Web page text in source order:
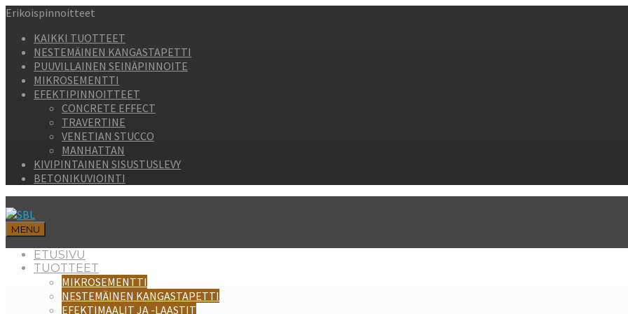
Erikoispinnoitteet
KAIKKI TUOTTEET
NESTEMÄINEN KANGASTAPETTI
PUUVILLAINEN SEINÄPINNOITE
MIKROSEMENTTI
EFEKTIPINNOITTEET
CONCRETE EFFECT
TRAVERTINE
VENETIAN STUCCO
MANHATTAN
KIVIPINTAINEN SISUSTUSLEVY
BETONIKUVIOINTI
MENU
ETUSIVU
TUOTTEET
MIKROSEMENTTI
NESTEMÄINEN KANGASTAPETTI
EFEKTIMAALIT JA -LAASTIT